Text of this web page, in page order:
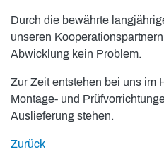
Durch die bewährte
unseren
Abwicklung kein Problem.
Zur Zeit entstehen bei uns im
Montage- und
Auslieferung stehen.
Zurück